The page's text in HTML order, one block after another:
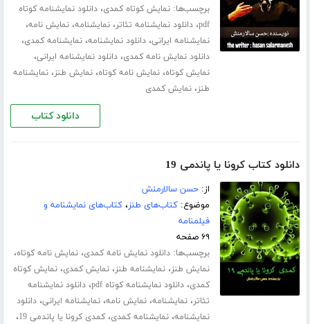
برچسب‌ها:نمایش کوتاه کمدی،دانلود نمایشنامه کوتاه
pdf،دانلود نمایشنامه تئاتر،نمایشنامه،نمایش نامه،
نمایشنامه ایرانی،دانلود نمایشنامه،نمایشنامه کمدی،
دانلود نمایش نامه کمدی،دانلود نمایشنامه ایرانی،
نمایش کوتاه،نمایش نامه کوتاه،نمایش طنز،نمایشنامه
طنز،نمایش کمدی
دانلود کتاب
دانلود کتاب کرونا یا پاندمی 19
از:حسن سالارمنش
موضوع:کتاب‌های طنز،کتاب‌های نمایشنامه و
فیلمنامه
۶۹ صفحه
برچسب‌ها:دانلود نمایش نامه کمدی،نمایش نامه کوتاه،
نمایش طنز،نمایشنامه طنز،نمایش کمدی،نمایش کوتاه
کمدی،دانلود نمایشنامه کوتاه pdf ،دانلود نمایشنامه
تئاتر،نمایشنامه،نمایش نامه،نمایشنامه ایرانی،دانلود
نمایشنامه،نمایشنامه کمدی،کمدی کرونا یا پاندمی 19 ،